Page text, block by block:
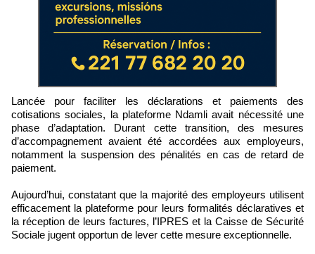
Lancée pour faciliter les déclarations et paiements des
cotisations sociales, la plateforme Ndamli avait nécessité une
phase d’adaptation. Durant cette transition, des mesures
d’accompagnement avaient été accordées aux employeurs,
notamment la suspension des pénalités en cas de retard de
paiement.
Aujourd’hui, constatant que la majorité des employeurs utilisent
efficacement la plateforme pour leurs formalités déclaratives et
la réception de leurs factures, l’IPRES et la Caisse de Sécurité
Sociale jugent opportun de lever cette mesure exceptionnelle.